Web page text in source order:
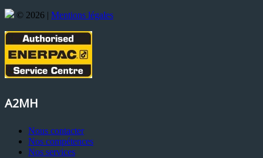
© 2026 | Mentions légales
A2MH
Nous contacter
Nos compétences
Nos services